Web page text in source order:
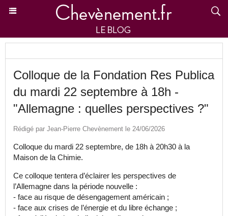
Colloque de la Fondation Res Publica
du mardi 22 septembre à 18h -
"Allemagne : quelles perspectives ?"
Rédigé par Jean-Pierre Chevènement le 24/06/2026
Colloque du mardi 22 septembre, de 18h à 20h30 à la
Maison de la Chimie.
Ce colloque tentera d’éclairer les perspectives de
l’Allemagne dans la période nouvelle :
- face au risque de désengagement américain ;
- face aux crises de l’énergie et du libre échange ;